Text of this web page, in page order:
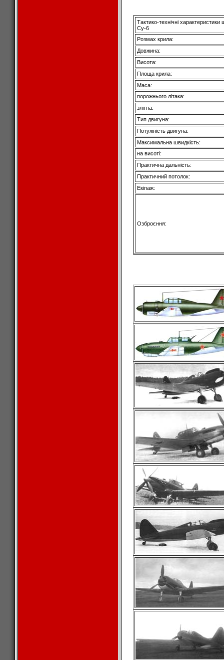
Tактико-технічні
Су-6
Розмах крила:
Довжина:
Висота:
Площа крила:
Маса:
порожнього літака:
злітна:
Тип двигуна:
Потужність двигуна:
Максимальна швидкість:
на висоті:
Практична дальність:
Практичний потолок:
Екіпаж:
Озброєння: